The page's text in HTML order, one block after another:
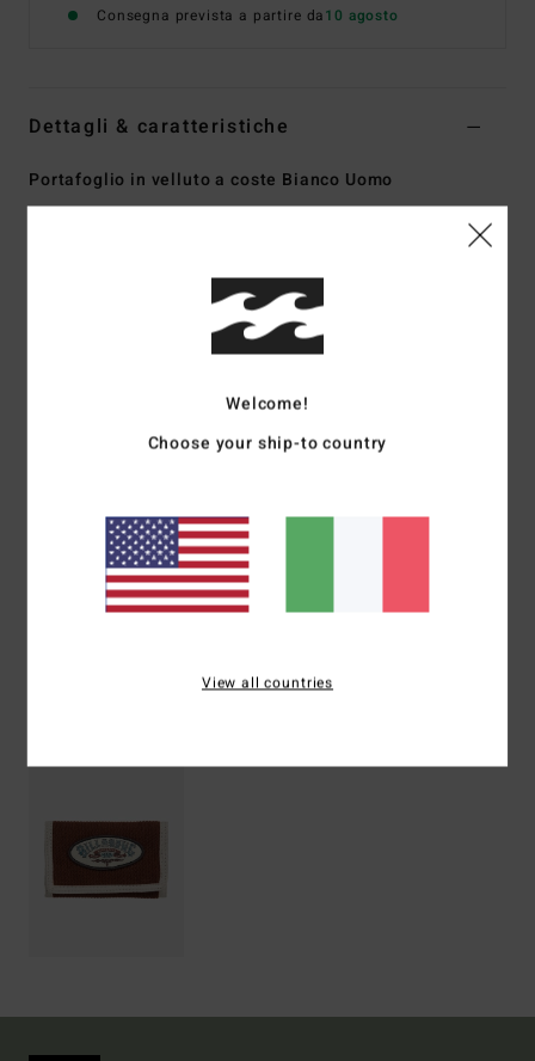
Consegna prevista a partire da10 agosto
Dettagli & caratteristiche
Portafoglio in velluto a coste Bianco Uomo
poliestere 600d
Portafoglio a tre ante
Scomparto per banconote con zip
Composizione[Tessuto principale] 100% poliestere
Welcome!
Choose your ship-to country
View all countries